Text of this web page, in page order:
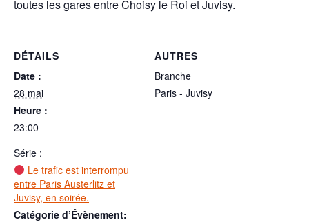
toutes les gares entre Choisy le Roi et Juvisy.
DÉTAILS
Date :
28 mai
Heure :
23:00
Série :
Le trafic est interrompu
entre Paris Austerlitz et
Juvisy, en soirée.
Catégorie d’Évènement:
AUTRES
Branche
Paris - Juvisy